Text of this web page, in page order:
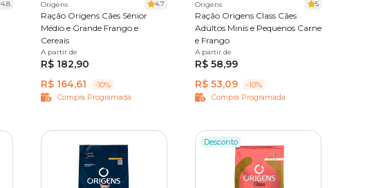
4.8 Origens 4.7
Ração Origens Cães Sênior
Médio e Grande Frango e
Cereais
15 kg
A partir de
R$ 182,90
R$ 164,61
-10%
Compra Programada
Origens 5
Ração Origens Class Cães
Adultos Minis e Pequenos Carne
e Frango
3kg 15kg
A partir de
R$ 58,99
R$ 53,09
-10%
Compra Programada
Desconto